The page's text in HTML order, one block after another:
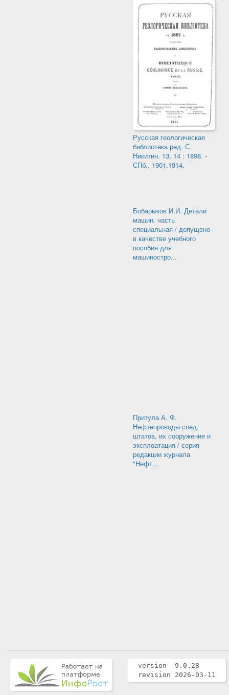
Русская геологическая
библиотека ред. С.
Никитин. 13, 14 : 1898. -
СПб., 1901.1914.
Бобарыков И.И. Детали
машин. часть
специальная / допущено
в качестве учебного
пособия для
машиностро...
Притула А. Ф.
Нефтепроводы соед.
штатов, их сооружение и
эксплоатация / серия
редакции журнала
"Нефт...
version 9.0.28
revision 2026-03-11